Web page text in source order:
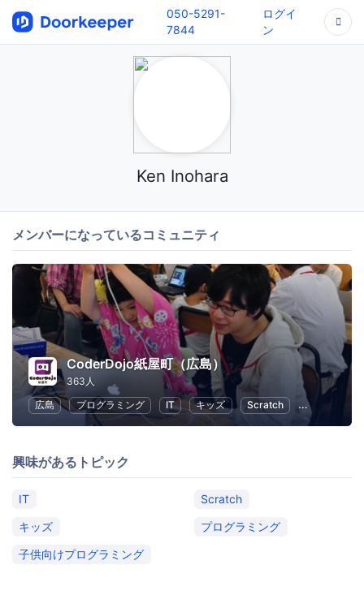
050-5291-
7844
ログイ
ン
Ken Inohara
メンバーになっているコミュニティ
CoderDojo紙屋町（広島）
363人
広島
プログラミング IT キッズ Scratch 子供向けプ
興味があるトピック
IT
Scratch
キッズ
プログラミング
子供向けプログラミング